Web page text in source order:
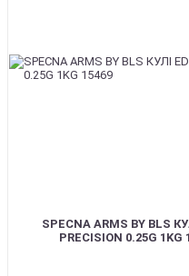
SPECNA ARMS BY BLS
PRECISION 0.25G 1KG